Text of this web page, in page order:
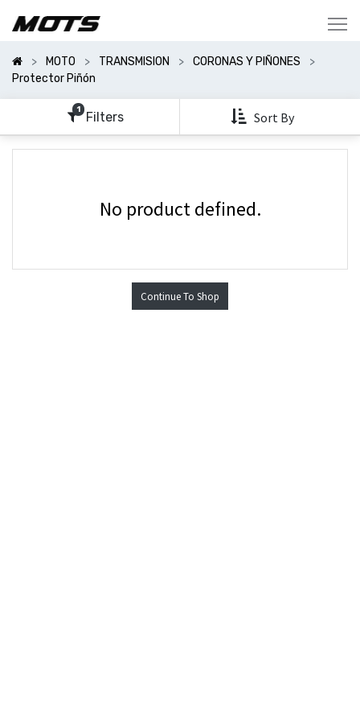
MOTO TRANSMISION
CORONAS Y PIÑONES
Protector Piñón
1 Filters Sort By
Categorías
Mostrar
Opciones
No product defined.
Continue To Shop